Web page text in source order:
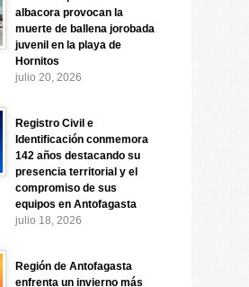
albacora provocan la
muerte de ballena jorobada
juvenil en la playa de
Hornitos
julio 20, 2026
Registro Civil e
Identificación conmemora
142 años destacando su
presencia territorial y el
compromiso de sus
equipos en Antofagasta
julio 18, 2026
Región de Antofagasta
enfrenta un invierno más